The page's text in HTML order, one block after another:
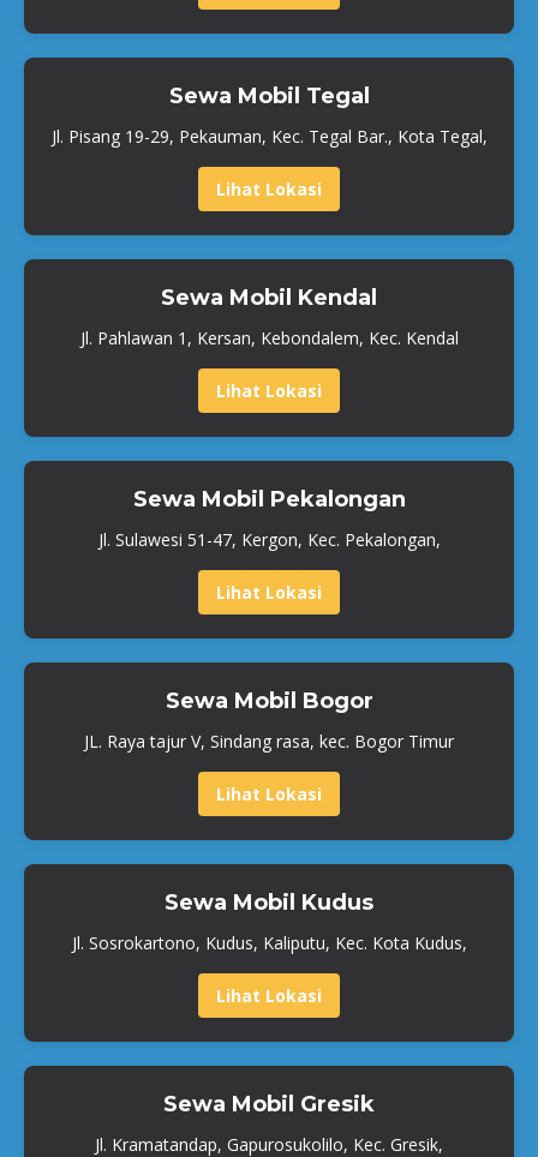
Sewa Mobil Tegal
Jl. Pisang 19-29, Pekauman, Kec. Tegal Bar., Kota Tegal,
Lihat Lokasi
Sewa Mobil Kendal
Jl. Pahlawan 1, Kersan, Kebondalem, Kec. Kendal
Lihat Lokasi
Sewa Mobil Pekalongan
Jl. Sulawesi 51-47, Kergon, Kec. Pekalongan,
Lihat Lokasi
Sewa Mobil Bogor
JL. Raya tajur V, Sindang rasa, kec. Bogor Timur
Lihat Lokasi
Sewa Mobil Kudus
Jl. Sosrokartono, Kudus, Kaliputu, Kec. Kota Kudus,
Lihat Lokasi
Sewa Mobil Gresik
Jl. Kramatandap, Gapurosukolilo, Kec. Gresik,